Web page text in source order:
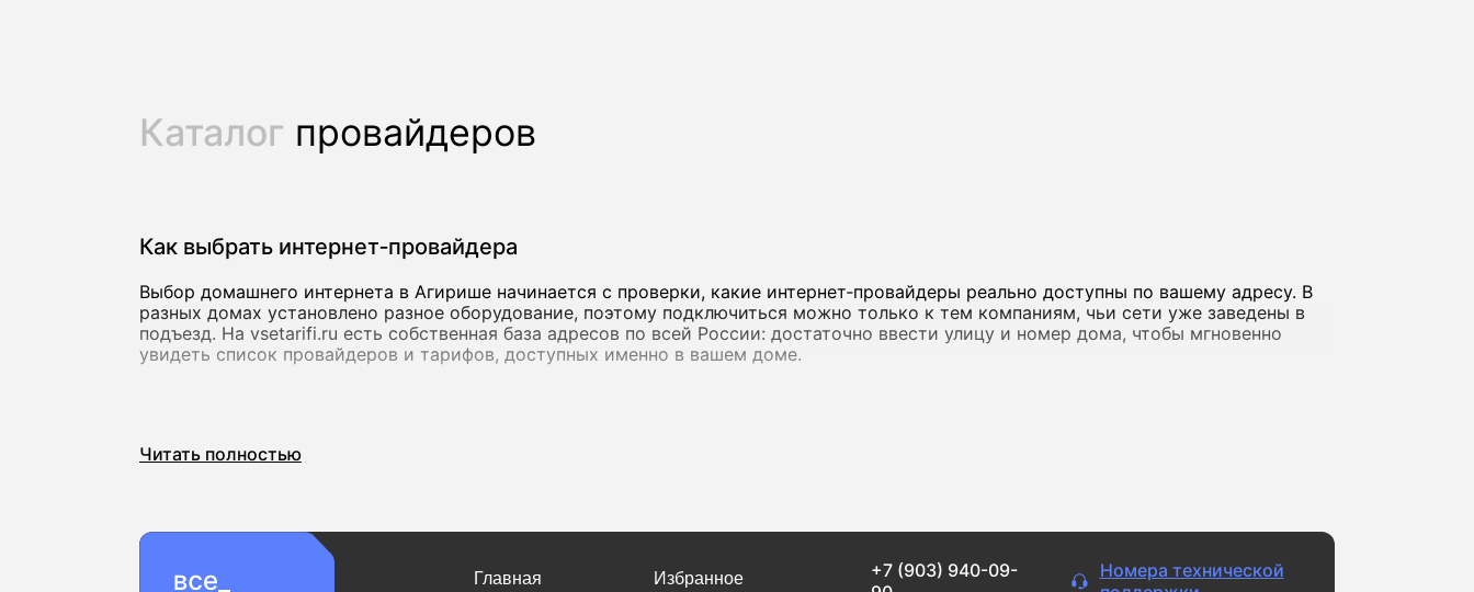
Каталог провайдеров
Как выбрать интернет‑провайдера
Выбор домашнего интернета в Агирише начинается с проверки, какие интернет‑провайдеры реально доступны по вашему адресу. В
разных домах установлено разное оборудование, поэтому подключиться можно только к тем компаниям, чьи сети уже заведены в
подъезд. На vsetarifi.ru есть собственная база адресов по всей России: достаточно ввести улицу и номер дома, чтобы мгновенно
увидеть список провайдеров и тарифов, доступных именно в вашем доме.
Для базовых задач подойдет скорость от 15 Мбит/с - ее достаточно для переписки, просмотра фильмов в обычном качестве и
000 Мбит/с, которые предлагают как крупные федеральные операторы, так и локальные сети.
Важно учитывать не только максимальную скорость, но и стабильность соединения. Если интернет регулярно «падает» или сильно
Читать полностью
Главная Избранное
+7 (903) 940-09-
Номера технической